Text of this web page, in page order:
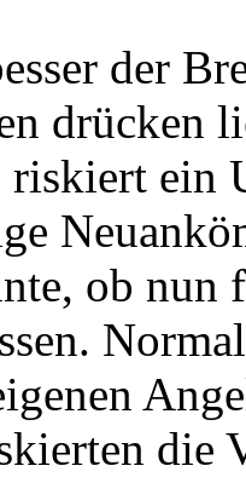
der
drücken
riskiert ein
ob
die